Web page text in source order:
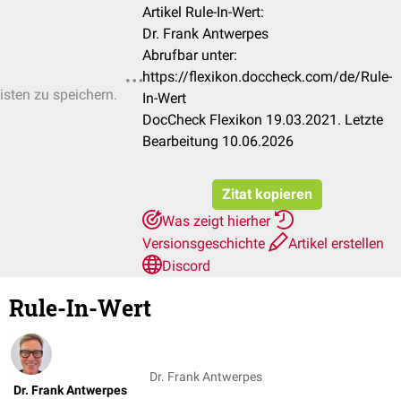
zu speichern.
Artikel Rule-In-Wert:
Dr. Frank Antwerpes
Abrufbar unter:
https://flexikon.doccheck.com/de/Rule-
In-Wert
DocCheck Flexikon 19.03.2021. Letzte
Bearbeitung 10.06.2026
Zitat kopieren
Was zeigt hierher
Versionsgeschichte
Artikel erstellen
Discord
Rule-In-Wert
Dr. Frank Antwerpes
Dr. Frank Antwerpes